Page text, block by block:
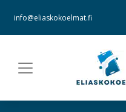
info@eliaskokoelmat.fi